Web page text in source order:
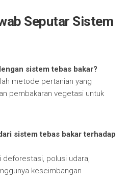
Seputar Sistem
sistem tebas bakar?
metode pertanian yang
pembakaran vegetasi untuk
sistem tebas bakar terhadap
deforestasi, polusi udara,
keseimbangan